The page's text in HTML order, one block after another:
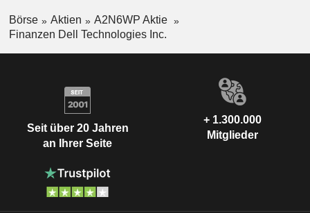
Börse Aktien
A2N6WP Aktie
Finanzen Dell Technologies Inc.
Seit über 20 Jahren
an Ihrer Seite
+ 1.300.000
Mitglieder